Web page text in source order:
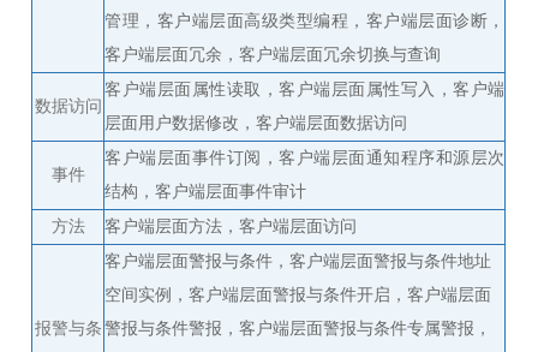
管理，客户端层面高级类型编程，客户端层面诊断，
客户端层面冗余，客户端层面冗余切换与查询
数据访问
客户端层面属性读取，客户端层面属性写入，客户端
层面用户数据修改，客户端层面数据访问
事件
客户端层面事件订阅，客户端层面通知程序和源层次
结构，客户端层面事件审计
方法
客户端层面方法，客户端层面访问
报警与条
客户端层面警报与条件，客户端层面警报与条件地址
空间实例，客户端层面警报与条件开启，客户端层面
警报与条件警报，客户端层面警报与条件专属警报，